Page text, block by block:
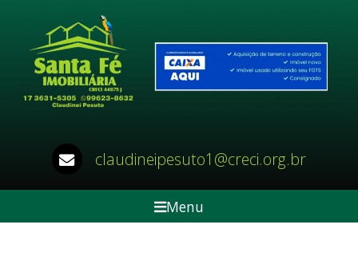
claudineipesuto1@creci.org.br
Menu